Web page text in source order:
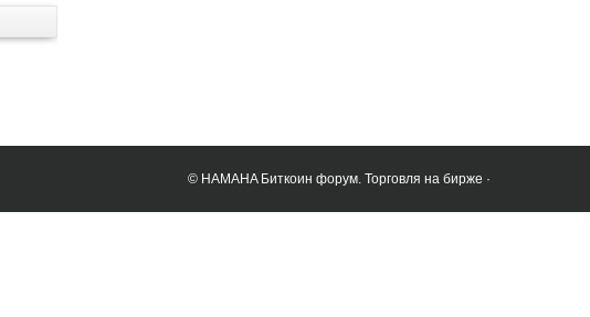
© HAMAHA Биткоин форум. Торговля на бирже ·